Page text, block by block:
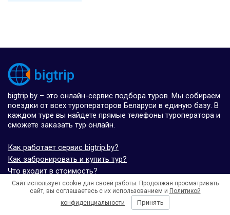
bigtrip.by – это онлайн-сервис подбора туров. Мы собираем
поездки от всех туроператоров Беларуси в единую базу. В
каждом туре вы найдете прямые телефоны туроператора и
сможете заказать тур онлайн.
Как работает сервис bigtrip.by?
Как забронировать и купить тур?
Что входит в стоимость?
Что делать если нет визы?
Связаться с разработчиками
Условия использования
Сайт использует cookie для своей работы. Продолжая просматривать
сайт, вы соглашаетесь с их использованием и Политикой
конфиденциальности
Принять